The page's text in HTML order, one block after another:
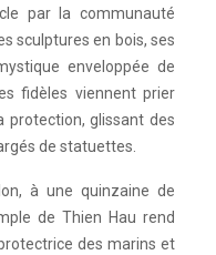
par la communauté
sculptures en bois, ses
enveloppée de
fidèles viennent prier
protection, glissant des
de statuettes.
à une quinzaine de
de Thien Hau rend
des marins et